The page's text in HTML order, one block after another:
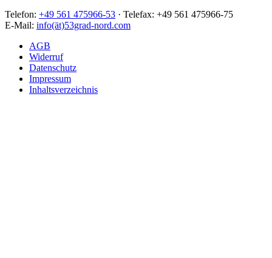
Telefon: +49 561 475966-53 · Telefax: +49 561 475966-75
E-Mail: info(ät)53grad-nord.com
AGB
Widerruf
Datenschutz
Impressum
Inhaltsverzeichnis